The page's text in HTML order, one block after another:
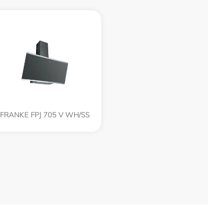
FRANKE FPJ 705 V WH/SS